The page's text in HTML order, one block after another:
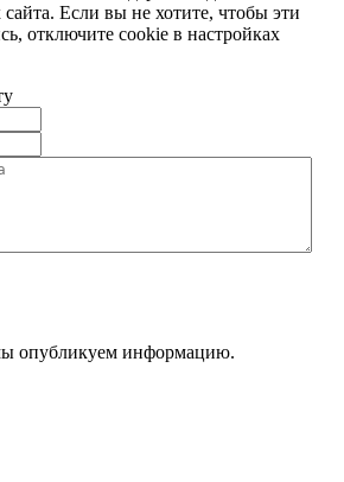
Если вы не хотите, чтобы эти
отключите cookie в настройках
опубликуем информацию.